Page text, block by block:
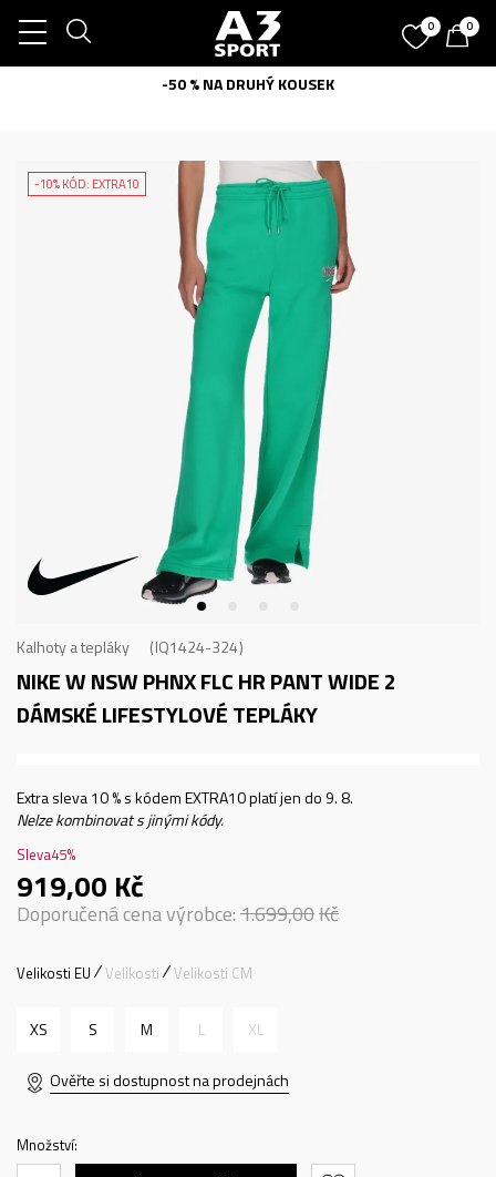
0 0
-50 % NA DRUHÝ KOUSEK
-10% KÓD: EXTRA10
Kalhoty a tepláky IQ1424-324
NIKE W NSW PHNX FLC HR PANT WIDE 2
DÁMSKÉ LIFESTYLOVÉ TEPLÁKY
Extra sleva 10 % s kódem EXTRA10 platí jen do 9. 8.
Nelze kombinovat s jinými kódy.
Sleva45%
919,00 Kč
Doporučená cena výrobce:1.699,00Kč
Velikosti EU Velikosti Velikosti CM
XS S M L XL
Ověřte si dostupnost na prodejnách
Množství: